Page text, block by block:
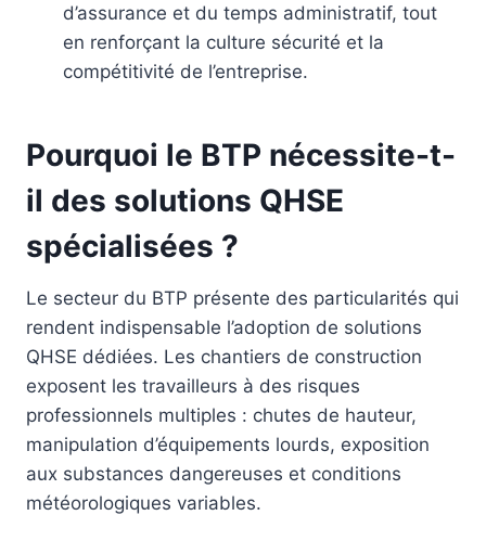
d’assurance et du temps administratif, tout
en renforçant la culture sécurité et la
compétitivité de l’entreprise.
Pourquoi le BTP nécessite-t-
il des solutions QHSE
spécialisées ?
Le secteur du BTP présente des particularités qui
rendent indispensable l’adoption de solutions
QHSE dédiées. Les chantiers de construction
exposent les travailleurs à des risques
professionnels multiples : chutes de hauteur,
manipulation d’équipements lourds, exposition
aux substances dangereuses et conditions
météorologiques variables.